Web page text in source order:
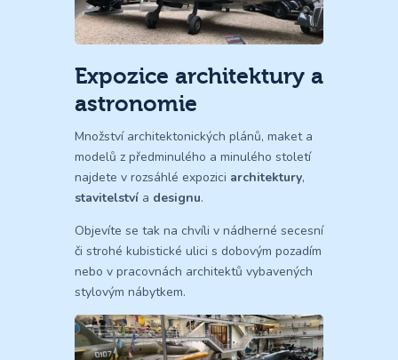
Expozice architektury a
astronomie
Množství architektonických plánů, maket a
modelů z předminulého a minulého století
najdete v rozsáhlé expozici architektury,
stavitelství a designu.
Objevíte se tak na chvíli v nádherné secesní
či strohé kubistické ulici s dobovým pozadím
nebo v pracovnách architektů vybavených
stylovým nábytkem.